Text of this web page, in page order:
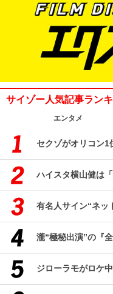
サイゾー人気記事ラン
エンタメ
セクゾがオリコン
ハイスタ横山健は
有名人サイン“ネッ
瀧“極秘出演”の『
ジローラモがロケ